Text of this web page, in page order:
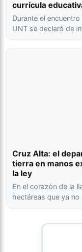
currícula
Durante el
UNT se declaró de
Cruz Alta: el
tierra en manos
la ley
En el corazón de la
hectáreas que ya